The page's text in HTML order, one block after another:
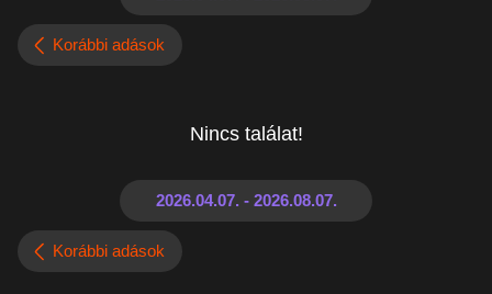
Korábbi adások
Nincs találat!
Korábbi adások